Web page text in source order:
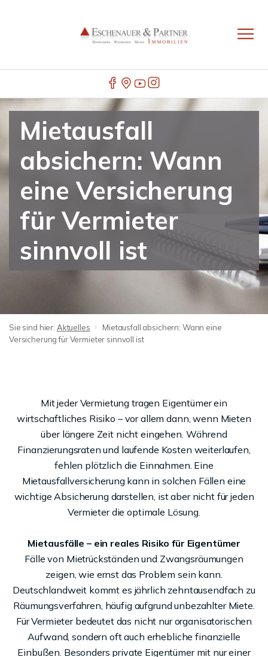
Mietausfall
absichern: Wann
eine Versicherung
für Vermieter
sinnvoll ist
Sie sind hier: Aktuelles
Mietausfall absichern: Wann eine
Versicherung für Vermieter sinnvoll ist
Mit jeder Vermietung tragen Eigentümer ein
wirtschaftliches Risiko – vor allem dann, wenn Mieten
über längere Zeit nicht eingehen. Während
Finanzierungsraten und laufende Kosten weiterlaufen,
fehlen plötzlich die Einnahmen. Eine
Mietausfallversicherung kann in solchen Fällen eine
wichtige Absicherung darstellen, ist aber nicht für jeden
Vermieter die optimale Lösung.
Mietausfälle – ein reales Risiko für Eigentümer
Fälle von Mietrückständen und Zwangsräumungen
zeigen, wie ernst das Problem sein kann.
Deutschlandweit kommt es jährlich zehntausendfach zu
Räumungsverfahren, häufig aufgrund unbezahlter Miete.
Für Vermieter bedeutet das nicht nur organisatorischen
Aufwand, sondern oft auch erhebliche finanzielle
Einbußen. Besonders private Eigentümer mit nur einer